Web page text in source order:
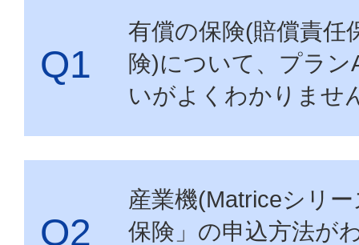
事故申請
アカウント
有償の保険(賠償責任
険)について、プラン
いがよくわかりませ
産業機(Matriceシリ
保険」の申込方法が